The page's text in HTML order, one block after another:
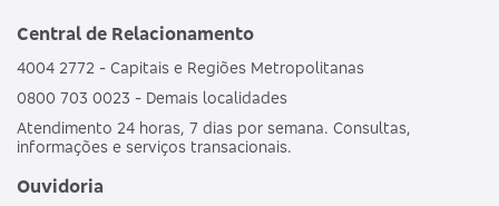
Central de Relacionamento
4004 2772 - Capitais e Regiões Metropolitanas
0800 703 0023 - Demais localidades
Atendimento 24 horas, 7 dias por semana. Consultas,
informações e serviços transacionais.
Ouvidoria